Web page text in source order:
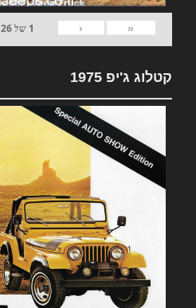
«
‹
1 של26
קטלוג ג'יפ 1975